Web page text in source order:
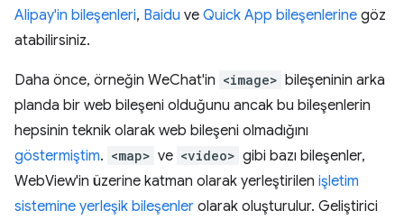
Alipay'in bileşenleri, Baidu ve Quick App bileşenlerine göz
atabilirsiniz.
Daha önce, örneğin WeChat'in <image> bileşeninin arka
planda bir web bileşeni olduğunu ancak bu bileşenlerin
hepsinin teknik olarak web bileşeni olmadığını
göstermiştim. <map> ve <video> gibi bazı bileşenler,
WebView'in üzerine katman olarak yerleştirilen işletim
sistemine yerleşik bileşenler olarak oluşturulur. Geliştirici